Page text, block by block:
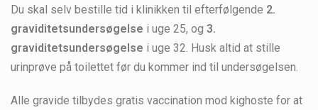
Du skal selv bestille tid i klinikken til efterfølgende 2.
graviditetsundersøgelse i uge 25, og 3.
graviditetsundersøgelse i uge 32. Husk altid at stille
urinprøve på toilettet før du kommer ind til undersøgelsen.
Alle gravide tilbydes gratis vaccination mod kighoste for at